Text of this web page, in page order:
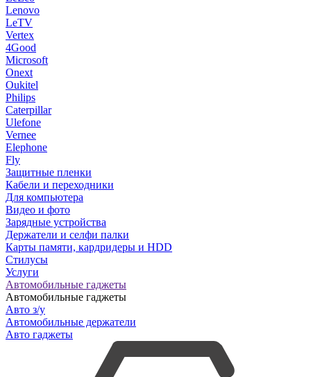
Lenovo
LeTV
Vertex
4Good
Microsoft
Onext
Oukitel
Philips
Caterpillar
Ulefone
Vernee
Elephone
Fly
Защитные пленки
Кабели и переходники
Для компьютера
Видео и фото
Зарядные устройства
Держатели и селфи палки
Карты памяти, кардридеры и HDD
Стилусы
Услуги
Автомобильные гаджеты
Автомобильные гаджеты
Авто з/у
Автомобильные держатели
Авто гаджеты